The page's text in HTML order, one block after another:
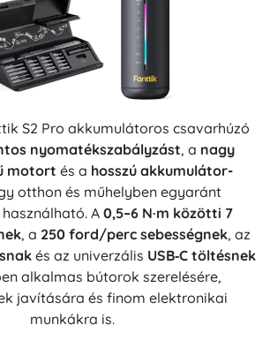
S2 Pro akkumulátoros csavarhúzó
nyomatékszabályzást, a nagy
motort és a hosszú akkumulátor-
otthon és műhelyben egyaránt
A0,5–6 N·m közötti 7
, a 250 ford/perc sebességnek, az
és az univerzális USB‑C töltésnek
alkalmas bútorok szerelésére,
javítására és finom elektronikai
munkákra is.